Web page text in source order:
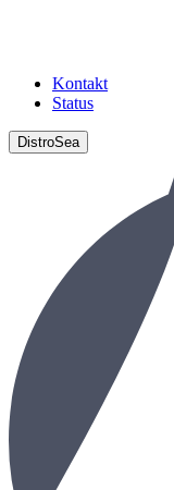
Kontakt
Status
DistroSea